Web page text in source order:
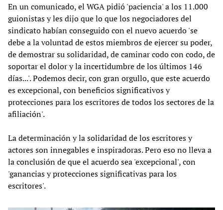
En un comunicado, el WGA pidió 'paciencia' a los 11.000
guionistas y les dijo que lo que los negociadores del
sindicato habían conseguido con el nuevo acuerdo 'se
debe a la voluntad de estos miembros de ejercer su poder,
de demostrar su solidaridad, de caminar codo con codo, de
soportar el dolor y la incertidumbre de los últimos 146
días...'. Podemos decir, con gran orgullo, que este acuerdo
es excepcional, con beneficios significativos y
protecciones para los escritores de todos los sectores de la
afiliación'.
La determinación y la solidaridad de los escritores y
actores son innegables e inspiradoras. Pero eso no lleva a
la conclusión de que el acuerdo sea 'excepcional', con
'ganancias y protecciones significativas para los
escritores'.